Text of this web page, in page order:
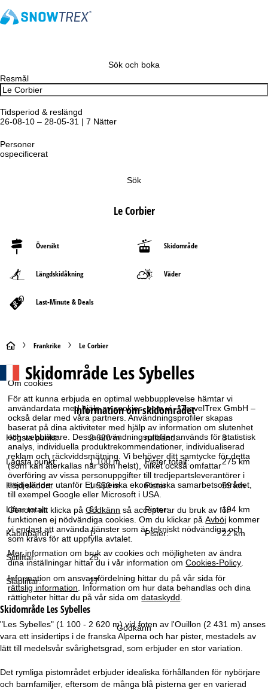
Om cookies
För att kunna erbjuda en optimal webbupplevelse hämtar vi
användardata med hjälp av cookies, som vi – TravelTrex GmbH –
också delar med våra partners. Användningsprofiler skapas
baserat på dina aktiviteter med hjälp av information om slutenhet
och webbläsare. Dessa användningsprofiler används för statistisk
analys, individuella produktrekommendationer, individualiserad
reklam och räckviddsmätning. Vi behöver ditt samtycke för detta
(som kan återkallas när som helst), vilket också omfattar
överföring av vissa personuppgifter till tredjepartsleverantörer i
tredjeländer utanför Europeiska ekonomiska samarbetsområdet,
till exempel Google eller Microsoft i USA.
Genom att klicka påGodkänn så accepterar du bruk av för
funktionen ej nödvändiga cookies. Om du klickar påAvböj kommer
vi endast att använda tjänster som är tekniskt nödvändiga och
som krävs för att uppfylla avtalet.
Mer information om bruk av cookies och möjligheten av ändra
dina inställningar hittar du i vår information omCookies-Policy
Information om ansvarsfördelning hittar du på vår sida för
rättslig information . Information om hur data behandlas och dina
rättigheter hittar du på vår sida omdataskydd
Godkänn
Sök och boka
Resmål
Tidsperiod & reslängd
26-08-10 – 28-05-31 | 7 Nätter
Personer
ospecificerat
Sök
Le Corbier
Översikt Skidområde
Längdskidåkning Väder
Last-Minute & Deals
S
a
r
t
s
i
d
a
Frankrike Le Corbier
Skidområde Les Sybelles
Information om skidområdet
Högsta punkt: 2 620 m rullband: 8
Lägsta punkt: 1 100 m Pister totalt: 275 km
Höjd skidort: 1 550 m Pister: 59 km
Liftar totalt: 61 Pister: 194 km
Kabinbanor: 1 Pister: 22 km
Sittliftar: 25
Släpliftar: 27
Skidområde Les Sybelles
"Les Sybelles" (1 100 - 2 620 m) vid foten av l'Ouillon (2 431 m) anses
vara ett insidertips i de franska Alperna och har pister, mestadels av
lätt till medelsvår svårighetsgrad, som erbjuder en stor variation.
Det rymliga pistområdet erbjuder idealiska förhållanden för nybörjare
och barnfamiljer, eftersom de många blå pisterna ger en varierad